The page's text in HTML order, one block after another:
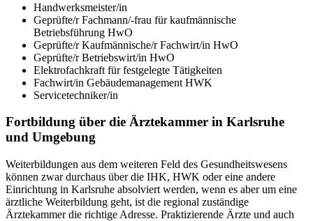
Handwerksmeister/in
Geprüfte/r Fachmann/-frau für kaufmännische
Betriebsführung HwO
Geprüfte/r Kaufmännische/r Fachwirt/in HwO
Geprüfte/r Betriebswirt/in HwO
Elektrofachkraft für festgelegte Tätigkeiten
Fachwirt/in Gebäudemanagement HWK
Servicetechniker/in
Fortbildung über die Ärztekammer in Karlsruhe
und Umgebung
Weiterbildungen aus dem weiteren Feld des Gesundheitswesens
können zwar durchaus über die IHK, HWK oder eine andere
Einrichtung in Karlsruhe absolviert werden, wenn es aber um eine
ärztliche Weiterbildung geht, ist die regional zuständige
Ärztekammer die richtige Adresse. Praktizierende Ärzte und auch